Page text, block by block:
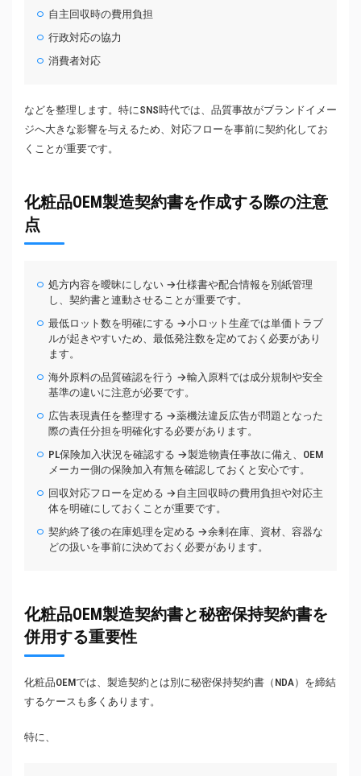
自主回収時の費用負担
行政対応の協力
消費者対応
などを整理します。特にSNS時代では、品質事故がブランドイメー
ジへ大きな影響を与えるため、対応フローを事前に契約化してお
くことが重要です。
化粧品OEM製造契約書を作成する際の注意
点
処方内容を曖昧にしない →仕様書や配合情報を別紙管理
し、契約書と連動させることが重要です。
最低ロット数を明確にする →小ロット生産では単価トラブ
ルが起きやすいため、最低発注数を定めておく必要があり
ます。
海外原料の品質確認を行う →輸入原料では成分規制や安全
基準の違いに注意が必要です。
広告表現責任を整理する →薬機法違反広告が問題となった
際の責任分担を明確化する必要があります。
PL保険加入状況を確認する →製造物責任事故に備え、OEM
メーカー側の保険加入有無を確認しておくと安心です。
回収対応フローを定める →自主回収時の費用負担や対応主
体を明確にしておくことが重要です。
契約終了後の在庫処理を定める →余剰在庫、資材、容器な
どの扱いを事前に決めておく必要があります。
化粧品OEM製造契約書と秘密保持契約書を
併用する重要性
化粧品OEMでは、製造契約とは別に秘密保持契約書（NDA）を締結
するケースも多くあります。
特に、